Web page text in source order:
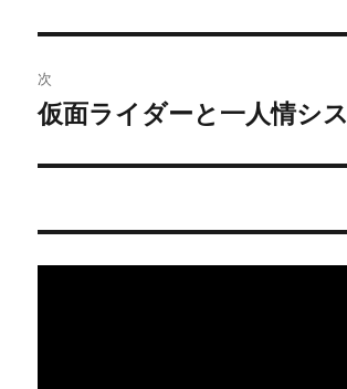
シ
ョ
ン
次
次
投
仮面ライダーと一人情シス